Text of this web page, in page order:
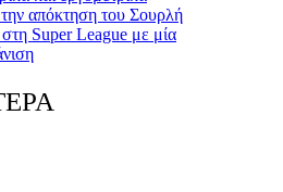
απόκτηση του Σουρλή
Super League με μία